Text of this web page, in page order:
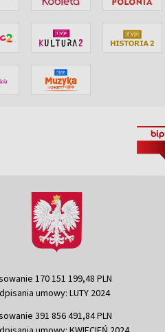
170 151 199,48 PLN
umowy: LUTY 2024
391 856 491,84 PLN